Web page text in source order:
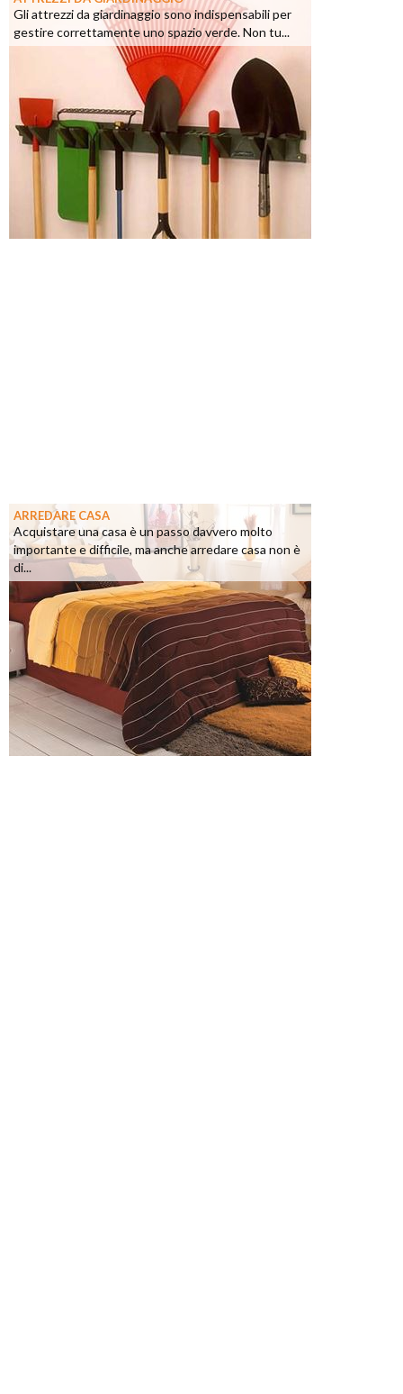
Gli attrezzi da giardinaggio sono indispensabili per
gestire correttamente uno spazio verde. Non tu...
ARREDARE CASA
Acquistare una casa è un passo davvero molto
importante e difficile, ma anche arredare casa non è
di...